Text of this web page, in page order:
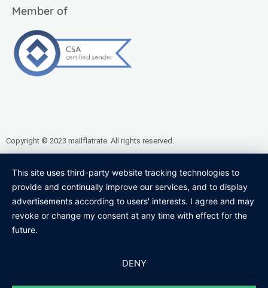
Member of
Copyright © 2023 mailflatrate. All rights reserved.
This site uses third-party website tracking technologies to
provide and continually improve our services, and to display
advertisements according to users' interests. I agree and may
revoke or change my consent at any time with effect for the
future.
DENY